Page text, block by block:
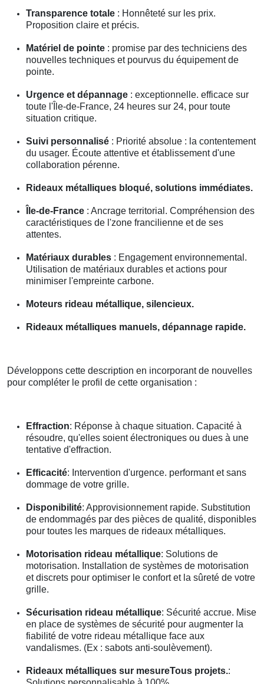
Transparence totale : Honnêteté sur les prix.
Proposition claire et précis.
Matériel de pointe : promise par des techniciens des
nouvelles techniques et pourvus du équipement de
pointe.
Urgence et dépannage : exceptionnelle. efficace sur
toute l'Île-de-France, 24 heures sur 24, pour toute
situation critique.
Suivi personnalisé : Priorité absolue : la contentement
du usager. Écoute attentive et établissement d'une
collaboration pérenne.
Rideaux métalliques bloqué, solutions immédiates.
Île-de-France : Ancrage territorial. Compréhension des
caractéristiques de l'zone francilienne et de ses
attentes.
Matériaux durables : Engagement environnemental.
Utilisation de matériaux durables et actions pour
minimiser l'empreinte carbone.
Moteurs rideau métallique, silencieux.
Rideaux métalliques manuels, dépannage rapide.
Développons cette description en incorporant de nouvelles
pour compléter le profil de cette organisation :
Effraction: Réponse à chaque situation. Capacité à
résoudre, qu'elles soient électroniques ou dues à une
tentative d'effraction.
Efficacité: Intervention d'urgence. performant et sans
dommage de votre grille.
Disponibilité: Approvisionnement rapide. Substitution
de endommagés par des pièces de qualité, disponibles
pour toutes les marques de rideaux métalliques.
Motorisation rideau métallique: Solutions de
motorisation. Installation de systèmes de motorisation
et discrets pour optimiser le confort et la sûreté de votre
grille.
Sécurisation rideau métallique: Sécurité accrue. Mise
en place de systèmes de sécurité pour augmenter la
fiabilité de votre rideau métallique face aux
vandalismes. (Ex : sabots anti-soulèvement).
Rideaux métalliques sur mesureTous projets.: